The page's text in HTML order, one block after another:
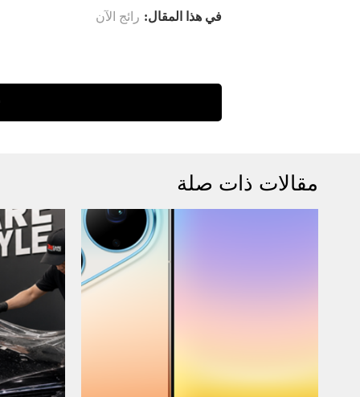
في هذا المقال: رائج الآن
مقالات ذات صلة